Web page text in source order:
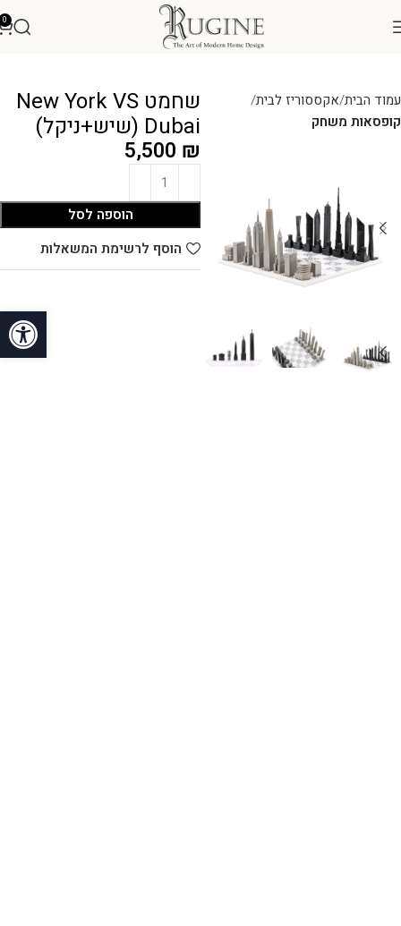
פתח
0
עמוד הבית אקססוריז לבית
קופסאות משחק
שחמט New York VS
Dubai (שיש+ניקל)
5,500 ₪
הוספה לסל
הוסף לרשימת המשאלות